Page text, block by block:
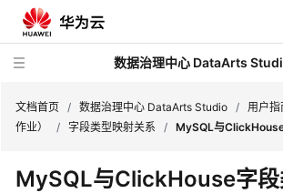
数据治理中心 DataArts
新
文档首页 / 数据治理中心 DataArts Studio / 用户指
作业）
/ 字段类型映射关系 / MySQL与
MySQL与ClickHouse字段